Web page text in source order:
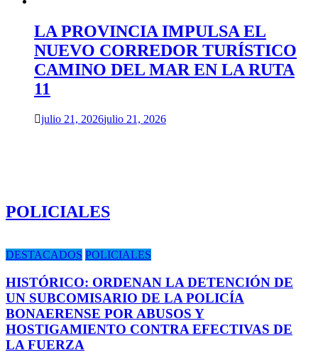
LA PROVINCIA IMPULSA EL
NUEVO CORREDOR TURÍSTICO
CAMINO DEL MAR EN LA RUTA
11
julio 21, 2026julio 21, 2026
POLICIALES
DESTACADOS POLICIALES
HISTÓRICO: ORDENAN LA DETENCIÓN DE
UN SUBCOMISARIO DE LA POLICÍA
BONAERENSE POR ABUSOS Y
HOSTIGAMIENTO CONTRA EFECTIVAS DE
LA FUERZA